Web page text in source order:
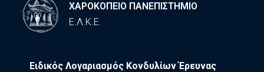
ΧΑΡΟΚΟΠΕΙΟ ΠΑΝΕΠΙΣΤΗΜΙΟ
Ε.Λ.Κ.Ε.
Ειδικός Λογαριασμός Κονδυλίων Έρευνας